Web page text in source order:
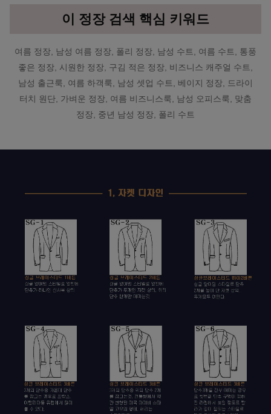
이 정장 검색 핵심 키워드
여름 정장, 남성 여름 정장, 폴리 정장, 남성 수트, 여름 수트, 통풍
좋은 정장, 시원한 정장, 구김 적은 정장, 비즈니스 캐주얼 수트,
남성 출근룩, 여름 하객룩, 남성 셋업 수트, 베이지 정장, 드라이
터치 원단, 가벼운 정장, 여름 비즈니스룩, 남성 오피스룩, 맞춤
정장, 중년 남성 정장, 폴리 수트